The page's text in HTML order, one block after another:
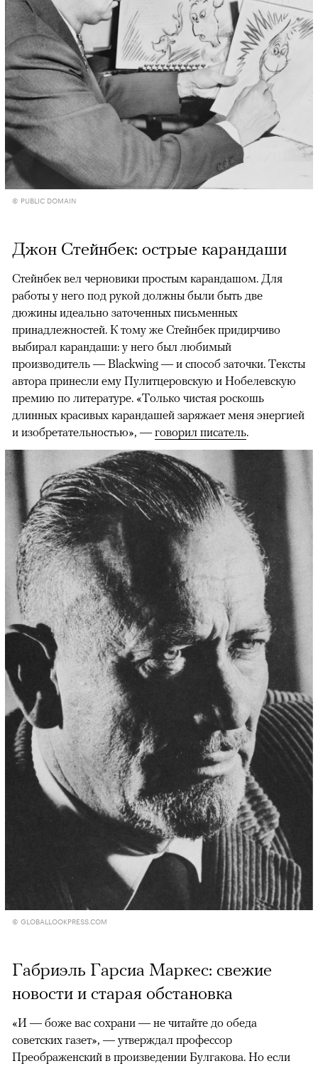
© PUBLIC DOMAIN
Джон Стейнбек: острые карандаши
Стейнбек вел черновики простым карандашом. Для
работы у него под рукой должны были быть две
дюжины идеально заточенных письменных
принадлежностей. К тому же Стейнбек придирчиво
выбирал карандаши: у него был любимый
производитель — Blackwing — и способ заточки. Тексты
автора принесли ему Пулитцеровскую и Нобелевскую
премию по литературе. «Только чистая роскошь
длинных красивых карандашей заряжает меня энергией
и изобретательностью», — говорил писатель.
© GLOBALLOOKPRESS.COM
Габриэль Гарсиа Маркес: свежие
новости и старая обстановка
«И — боже вас сохрани — не читайте до обеда
советских газет», — утверждал профессор
Преображенский в произведении Булгакова. Но если